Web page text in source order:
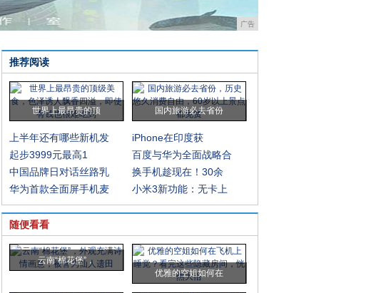
广告
推荐阅读
世界上最昂贵的顶 国内旅游必去省份
上半年还有哪些新机发
iPhone在印度获
起步3999元最高1
百度与华为全面战略合
中国品牌日对话丝路乳
换手机趁现在！30余
华为首款全面屏手机麦
小米3新功能：无卡上
随便看看
云南“棉花堡”，
优雅的空姐如何在